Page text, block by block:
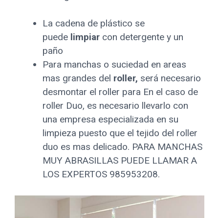
La cadena de plástico se
puede limpiar con detergente y un
paño
Para manchas o suciedad en areas
mas grandes del roller, será necesario
desmontar el roller para En el caso de
roller Duo, es necesario llevarlo con
una empresa especializada en su
limpieza puesto que el tejido del roller
duo es mas delicado. PARA MANCHAS
MUY ABRASILLAS PUEDE LLAMAR A
LOS EXPERTOS 985953208.